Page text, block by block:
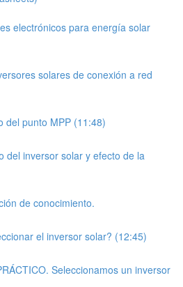
electrónicos para energía solar
solares de conexión a red
del punto MPP (11:48)
del inversor solar y efecto de la
de conocimiento.
el inversor solar? (12:45)
Seleccionamos un inversor